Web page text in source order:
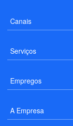
Canais
Serviços
Empregos
A Empresa